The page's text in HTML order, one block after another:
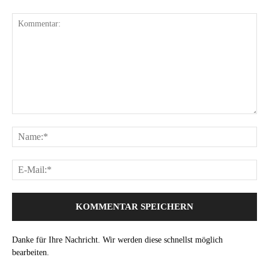
Danke für Ihre Nachricht. Wir werden diese schnellst möglich
bearbeiten.